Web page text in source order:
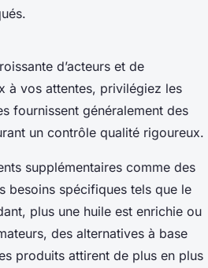
d’acteurs et de
à vos attentes, privilégiez les
fournissent généralement des
un contrôle qualité rigoureux.
supplémentaires comme des
besoins spécifiques tels que le
plus une huile est enrichie ou
des alternatives à base
produits attirent de plus en plus